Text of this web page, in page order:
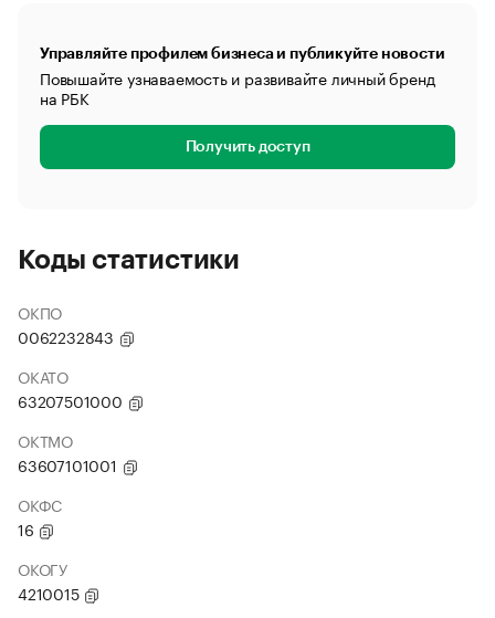
Управляйте профилем бизнеса и публикуйте новости
Повышайте узнаваемость и развивайте личный бренд
на РБК
Получить доступ
Коды статистики
ОКПО
0062232843
ОКАТО
63207501000
ОКТМО
63607101001
ОКФС
16
ОКОГУ
4210015